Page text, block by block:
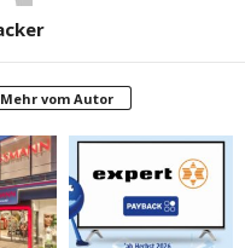
Mehr vom Autor